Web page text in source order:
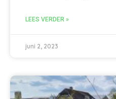
LEES VERDER »
juni 2, 2023